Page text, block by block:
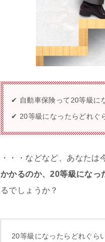
✔ 自動車保険って20等級に
✔ 20等級になったらどれぐ
・・・などなど、あなたは
かかるのか、20等級になっ
るでしょうか？
20等級になったらどれぐら